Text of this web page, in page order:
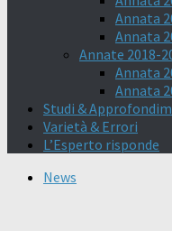
Annata
Annata
Annate 2018-
Annata
Annata
Studi &
Varietà & Errori
L’Esperto risponde
News